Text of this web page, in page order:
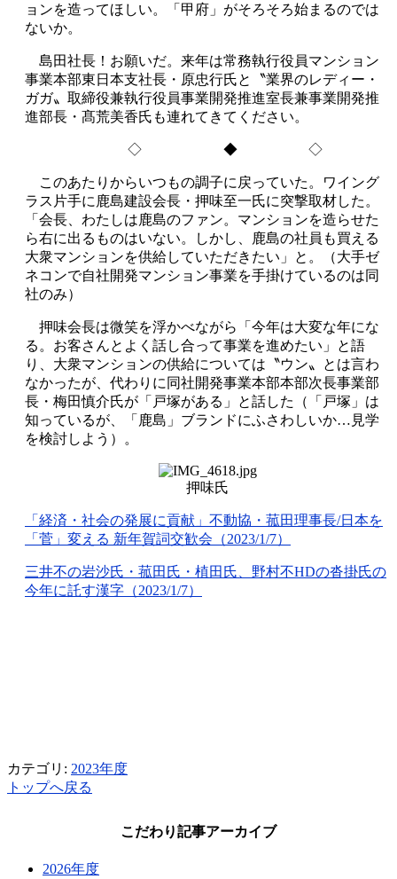
ョンを造ってほしい。「甲府」がそろそろ始まるのでは
ないか。
島田社長！お願いだ。来年は常務執行役員マンション
事業本部東日本支社長・原忠行氏と〝業界のレディー・
ガガ〟取締役兼執行役員事業開発推進室長兼事業開発推
進部長・髙荒美香氏も連れてきてください。
◇ ◆ ◇
このあたりからいつもの調子に戻っていた。ワイング
ラス片手に鹿島建設会長・押味至一氏に突撃取材した。
「会長、わたしは鹿島のファン。マンションを造らせた
ら右に出るものはいない。しかし、鹿島の社員も買える
大衆マンションを供給していただきたい」と。（大手ゼ
ネコンで自社開発マンション事業を手掛けているのは同
社のみ）
押味会長は微笑を浮かべながら「今年は大変な年にな
る。お客さんとよく話し合って事業を進めたい」と語
り、大衆マンションの供給については〝ウン〟とは言わ
なかったが、代わりに同社開発事業本部本部次長事業部
長・梅田慎介氏が「戸塚がある」と話した（「戸塚」は
知っているが、「鹿島」ブランドにふさわしいか…見学
を検討しよう）。
押味氏
「経済・社会の発展に貢献」不動協・菰田理事長/日本を
「菅」変える 新年賀詞交歓会（2023/1/7）
三井不の岩沙氏・菰田氏・植田氏、野村不HDの沓掛氏の
今年に託す漢字（2023/1/7）
カテゴリ: 2023年度
トップへ戻る
こだわり記事アーカイブ
2026年度